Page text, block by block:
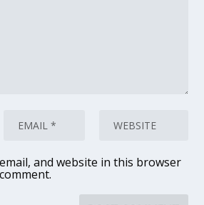
and website in this browser